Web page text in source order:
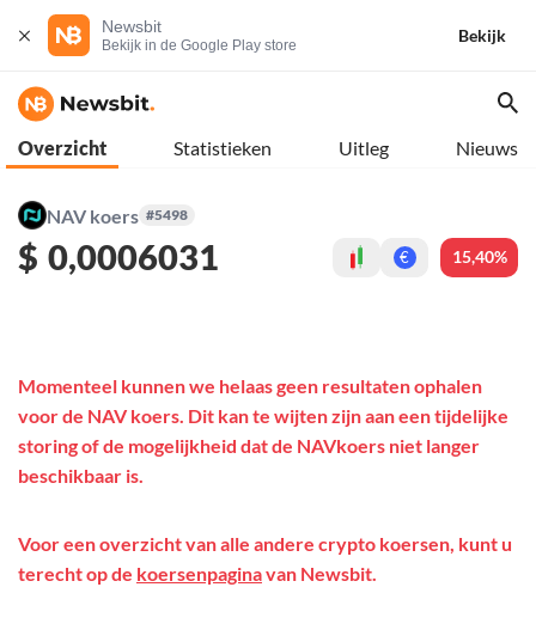
Newsbit
Bekijk in de Google Play store
Bekijk
Overzicht Statistieken Uitleg Nieuws
NAV koers #5498
$ 0,0006031 € 15,40%
Momenteel kunnen we helaas geen resultaten ophalen
voor de NAV koers. Dit kan te wijten zijn aan een tijdelijke
storing of de mogelijkheid dat de NAVkoers niet langer
beschikbaar is.
Voor een overzicht van alle andere crypto koersen, kunt u
terecht op de koersenpaginavan Newsbit.